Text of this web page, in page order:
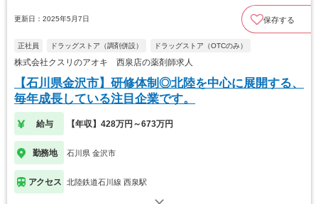
更新日：2025年5月7日 保存する
正社員 ドラッグストア（調剤併設） ドラッグストア（OTCのみ）
株式会社クスリのアオキ 西泉店の薬剤師求人
【石川県金沢市】研修体制◎北陸を中心に展開する、
毎年成長している注目企業です。
給与 【年収】428万円～673万円
勤務地 石川県 金沢市
アクセス 北陸鉄道石川線 西泉駅